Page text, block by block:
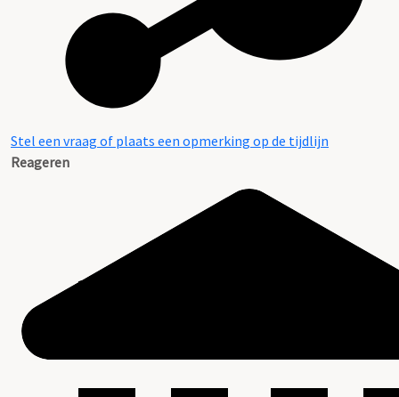
Stel een vraag of plaats een opmerking op de tijdlijn
Reageren